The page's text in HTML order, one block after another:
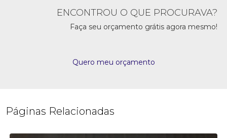
ENCONTROU O QUE PROCURAVA?
Faça seu orçamento grátis agora mesmo!
Quero meu orçamento
Páginas Relacionadas